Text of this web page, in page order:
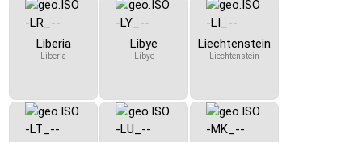
Liberia
Liberia
Libye
Libye
Liechtenstein
Liechtenstein